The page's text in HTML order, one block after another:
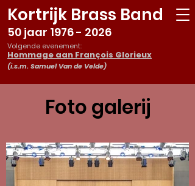
Kortrijk Brass Band
50 jaar 1976 - 2026
Hommage aan François Glorieux
(i.s.m. Samuel Van de Velde)
Volgende evenement:
Foto galerij